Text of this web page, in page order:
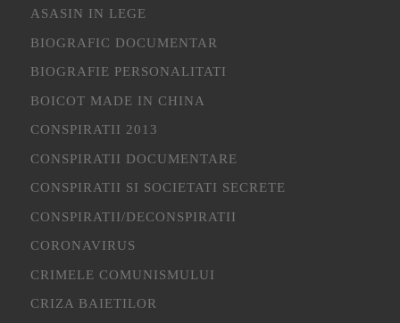
ASASIN IN LEGE
BIOGRAFIC DOCUMENTAR
BIOGRAFIE PERSONALITATI
BOICOT MADE IN CHINA
CONSPIRATII 2013
CONSPIRATII DOCUMENTARE
CONSPIRATII SI SOCIETATI SECRETE
CONSPIRATII/DECONSPIRATII
CORONAVIRUS
CRIMELE COMUNISMULUI
CRIZA BAIETILOR